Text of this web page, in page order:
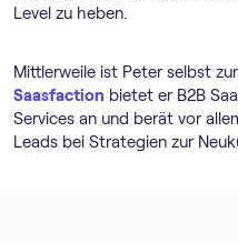
Level zu heben.
Mittlerweile ist Peter selbst
Saasfaction bietet er B2B
Services an und berät vor
Leads bei Strategien zur